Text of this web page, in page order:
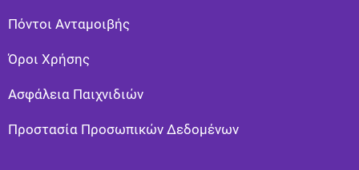
Πόντοι Ανταμοιβής
Όροι Χρήσης
Ασφάλεια Παιχνιδιών
Προστασία Προσωπικών Δεδομένων